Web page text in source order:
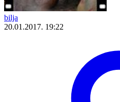
bilja
20.01.2017. 19:22